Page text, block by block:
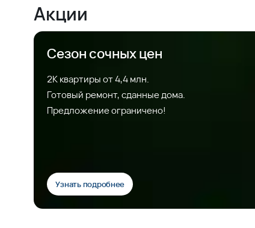
Акции
Сезон сочных цен
2К квартиры от 4,4 млн.
Готовый ремонт, сданные дома.
Предложение ограничено!
Узнать подробнее